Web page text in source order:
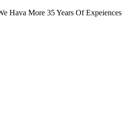
Hava More 35 Years Of Expeiences